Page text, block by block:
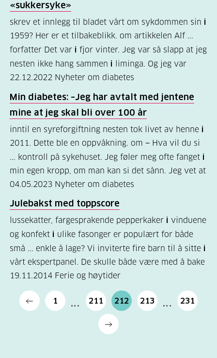
«sukkersyke»
skrev et innlegg til bladet vårt om sykdommen sin i
1959? Her er et tilbakeblikk. om artikkelen Alf ...
forfatter Det var i fjor vinter. Jeg var så slapp at jeg
nesten ikke hang sammen i
liminga. Og jeg var
22.12.2022 Nyheter om diabetes
Min diabetes: –Jeg har avtalt med jentene
mine at jeg skal bli over 100 år
inntil en syreforgiftning nesten tok livet av henne i
2011. Dette ble en oppvåkning. om − Hva vil du si
... kontroll på sykehuset. Jeg føler meg ofte fanget i
min egen kropp, om man kan si det sånn. Jeg vet at
04.05.2023 Nyheter om diabetes
Julebakst med toppscore
lussekatter, fargesprakende pepperkaker i vinduene
og konfekt i ulike fasonger er populært for både
små ... enkle å lage? Vi inviterte fire barn til å sitte i
vårt ekspertpanel. De skulle både være med å bake
19.11.2014 Ferie og høytider
1 211 212 213 231